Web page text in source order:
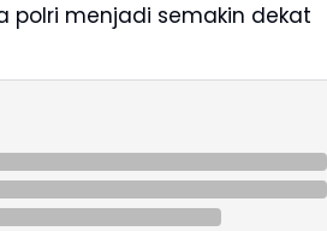
polri menjadi semakin dekat